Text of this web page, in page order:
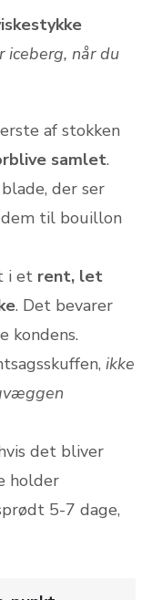
iceberg, når du
af stokken
samlet.
der ser
til bouillon
i et rent, let
. Det bevarer
kondens.
ikke
det bliver
holder
5-7 dage,